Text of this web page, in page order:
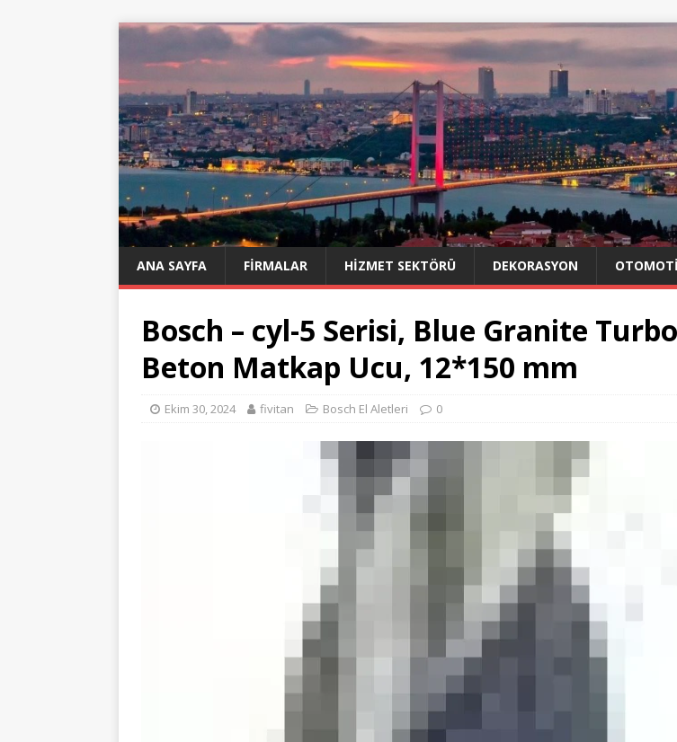
ANA SAYFA FIRMALAR HIZMET SEKTÖRÜ DEKORASYON
Bosch – cyl-5 Serisi, Blue Granite Turbo
Beton Matkap Ucu, 12*150 mm
Ekim 30, 2024 fivitan Bosch El Aletleri 0